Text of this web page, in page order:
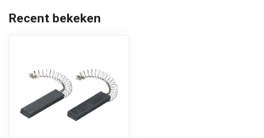
WAE2814J21
WAE2814J26
WAE2814J30
WAE2814Z/01
Recent bekeken